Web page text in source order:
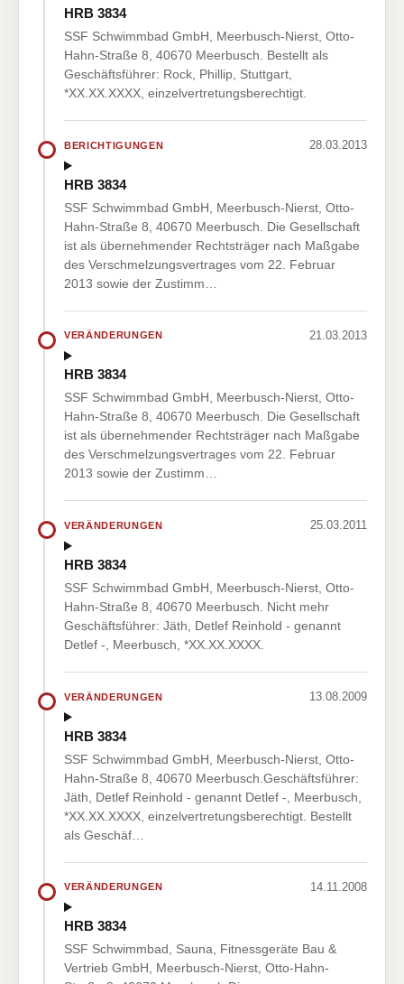
HRB 3834
SSF Schwimmbad GmbH, Meerbusch-Nierst, Otto-
Hahn-Straße 8, 40670 Meerbusch. Bestellt als
Geschäftsführer: Rock, Phillip, Stuttgart,
*XX.XX.XXXX, einzelvertretungsberechtigt.
BERICHTIGUNGEN 28.03.2013
HRB 3834
SSF Schwimmbad GmbH, Meerbusch-Nierst, Otto-
Hahn-Straße 8, 40670 Meerbusch. Die Gesellschaft
ist als übernehmender Rechtsträger nach Maßgabe
des Verschmelzungsvertrages vom 22. Februar
2013 sowie der Zustimm…
VERÄNDERUNGEN 21.03.2013
HRB 3834
SSF Schwimmbad GmbH, Meerbusch-Nierst, Otto-
Hahn-Straße 8, 40670 Meerbusch. Die Gesellschaft
ist als übernehmender Rechtsträger nach Maßgabe
des Verschmelzungsvertrages vom 22. Februar
2013 sowie der Zustimm…
VERÄNDERUNGEN 25.03.2011
HRB 3834
SSF Schwimmbad GmbH, Meerbusch-Nierst, Otto-
Hahn-Straße 8, 40670 Meerbusch. Nicht mehr
Geschäftsführer: Jäth, Detlef Reinhold - genannt
Detlef -, Meerbusch, *XX.XX.XXXX.
VERÄNDERUNGEN 13.08.2009
HRB 3834
SSF Schwimmbad GmbH, Meerbusch-Nierst, Otto-
Hahn-Straße 8, 40670 Meerbusch.Geschäftsführer:
Jäth, Detlef Reinhold - genannt Detlef -, Meerbusch,
*XX.XX.XXXX, einzelvertretungsberechtigt. Bestellt
als Geschäf…
VERÄNDERUNGEN 14.11.2008
HRB 3834
SSF Schwimmbad, Sauna, Fitnessgeräte Bau &
Vertrieb GmbH, Meerbusch-Nierst, Otto-Hahn-